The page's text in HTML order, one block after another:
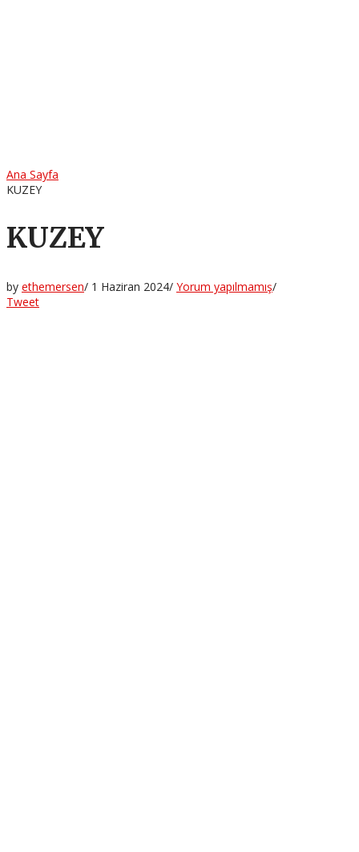
Ana Sayfa
KUZEY
KUZEY
by ethemersen/ 1 Haziran 2024/ Yorum yapılmamış/
Tweet